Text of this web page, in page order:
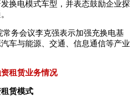
换电模式车型，并表态鼓励企业探
常务会议李克强表示加强充换电基
车与能源、交通、信息通信等产业
租赁业务情况
租赁模式